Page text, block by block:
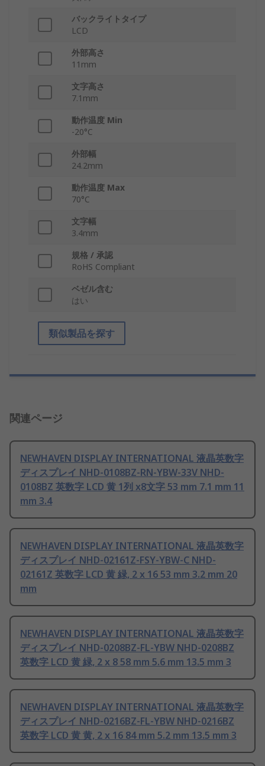
バックライトタイプ
LCD
外部高さ
11mm
文字高さ
7.1mm
動作温度 Min
-20°C
外部幅
24.2mm
動作温度 Max
70°C
文字幅
3.4mm
規格 / 承認
RoHS Compliant
ベゼル含む
はい
類似製品を探す
関連ページ
NEWHAVEN DISPLAY INTERNATIONAL 液晶英数字
ディスプレイ NHD-0108BZ-RN-YBW-33V NHD-
0108BZ 英数字 LCD 黄 1列 x8文字 53 mm 7.1 mm 11
mm 3.4
NEWHAVEN DISPLAY INTERNATIONAL 液晶英数字
ディスプレイ NHD-02161Z-FSY-YBW-C NHD-
02161Z 英数字 LCD 黄 緑, 2 x 16 53 mm 3.2 mm 20
mm
NEWHAVEN DISPLAY INTERNATIONAL 液晶英数字
ディスプレイ NHD-0208BZ-FL-YBW NHD-0208BZ
英数字 LCD 黄 緑, 2 x 8 58 mm 5.6 mm 13.5 mm 3
NEWHAVEN DISPLAY INTERNATIONAL 液晶英数字
ディスプレイ NHD-0216BZ-FL-YBW NHD-0216BZ
英数字 LCD 黄 黄, 2 x 16 84 mm 5.2 mm 13.5 mm 3